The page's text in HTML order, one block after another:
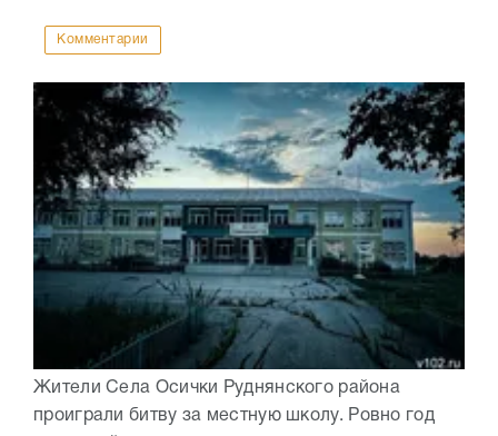
Комментарии
Жители Села Осички Руднянского района
проиграли битву за местную школу. Ровно год